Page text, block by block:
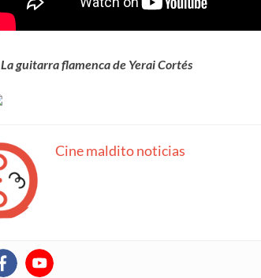
La guitarra flamenca de Yerai Cortés
Cine maldito noticias